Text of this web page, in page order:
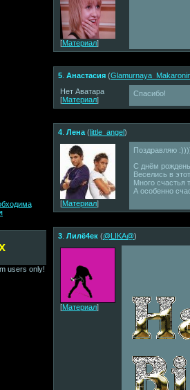
users only!
[Материал]
5 Анастасия (
Нет Аватара
[Материал]
Спасибо!
4 Лена (little_angel)
[Материал]
Поздравляю
С днём
Веселись в
Много счастья
А особенно
3 Лилё4ек (@LIKA@)
[Материал]